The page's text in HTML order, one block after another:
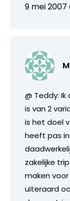
9 mei 2007
@ Teddy:
is van 2
is het doel
heeft pas
zakelijke
maken
uiteraard